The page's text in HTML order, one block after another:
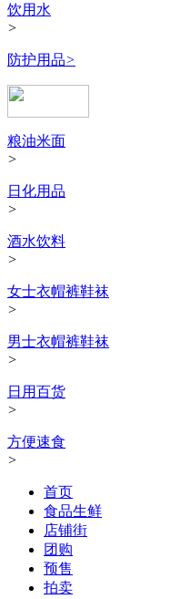
饮用水
>
防护用品>
粮油米面
>
日化用品
>
酒水饮料
>
女士衣帽裤鞋袜
>
男士衣帽裤鞋袜
>
日用百货
>
方便速食
>
首页
食品生鲜
店铺街
团购
预售
拍卖